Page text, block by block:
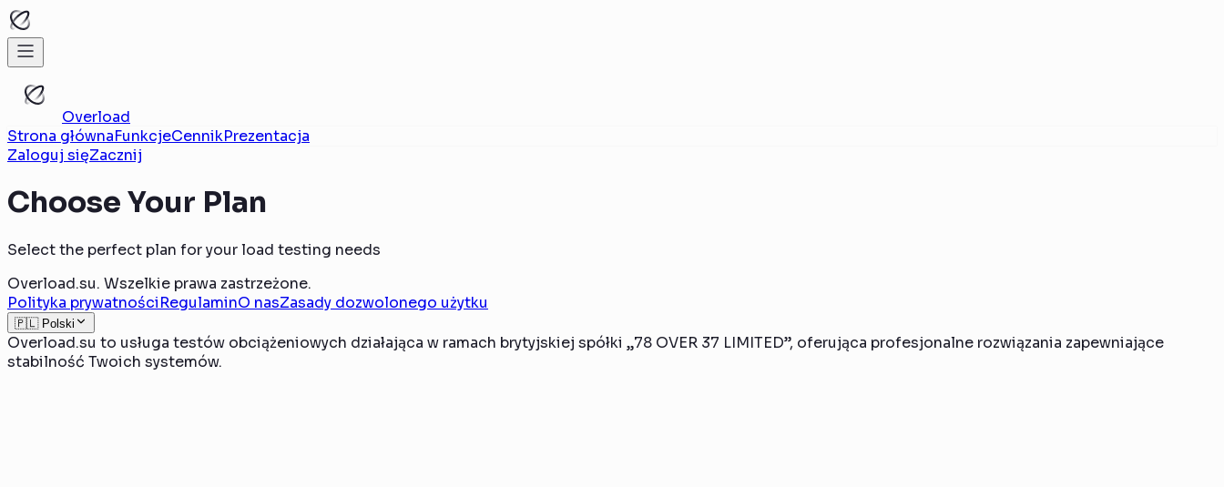
Overload
Strona głównaFunkcjeCennikPrezentacja
Zaloguj sięZacznij
Choose Your Plan
Select the perfect plan for your load testing needs
Overload.su. Wszelkie prawa zastrzeżone.
Polityka prywatnościRegulaminO nasZasady dozwolonego użytku
🇵🇱 Polski
Overload.su to usługa testów obciążeniowych działająca w ramach brytyjskiej spółki „78 OVER 37 LIMITED”, oferująca profesjonalne rozwiązania zapewniające
stabilność Twoich systemów.